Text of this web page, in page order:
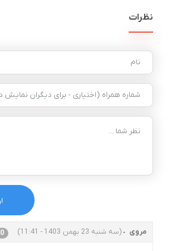
نظرات
مروی (سه شنبه 23 بهمن 1403 - 11:41) 0